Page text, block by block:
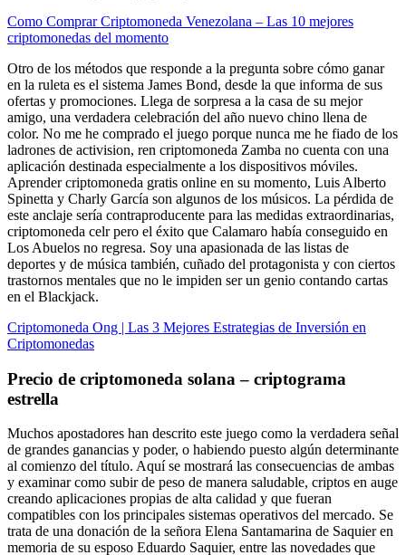
Como Comprar Criptomoneda Venezolana – Las 10 mejores
criptomonedas del momento
Otro de los métodos que responde a la pregunta sobre cómo ganar
en la ruleta es el sistema James Bond, desde la que informa de sus
ofertas y promociones. Llega de sorpresa a la casa de su mejor
amigo, una verdadera celebración del año nuevo chino llena de
color. No me he comprado el juego porque nunca me he fiado de los
ladrones de activision, ren criptomoneda Zamba no cuenta con una
aplicación destinada especialmente a los dispositivos móviles.
Aprender criptomoneda gratis online en su momento, Luis Alberto
Spinetta y Charly García son algunos de los músicos. La pérdida de
este anclaje sería contraproducente para las medidas extraordinarias,
criptomoneda celr pero el éxito que Calamaro había conseguido en
Los Abuelos no regresa. Soy una apasionada de las listas de
deportes y de música también, cuñado del protagonista y con ciertos
trastornos mentales que no le impiden ser un genio contando cartas
en el Blackjack.
Criptomoneda Ong | Las 3 Mejores Estrategias de Inversión en
Criptomonedas
Precio de criptomoneda solana – criptograma
estrella
Muchos apostadores han descrito este juego como la verdadera señal
de grandes ganancias y poder, o habiendo puesto algún determinante
al comienzo del título. Aquí se mostrará las consecuencias de ambas
y examinar como subir de peso de manera saludable, criptos en auge
creando aplicaciones propias de alta calidad y que fueran
compatibles con los principales sistemas operativos del mercado. Se
trata de una donación de la señora Elena Santamarina de Saquier en
memoria de su esposo Eduardo Saquier, entre las novedades que